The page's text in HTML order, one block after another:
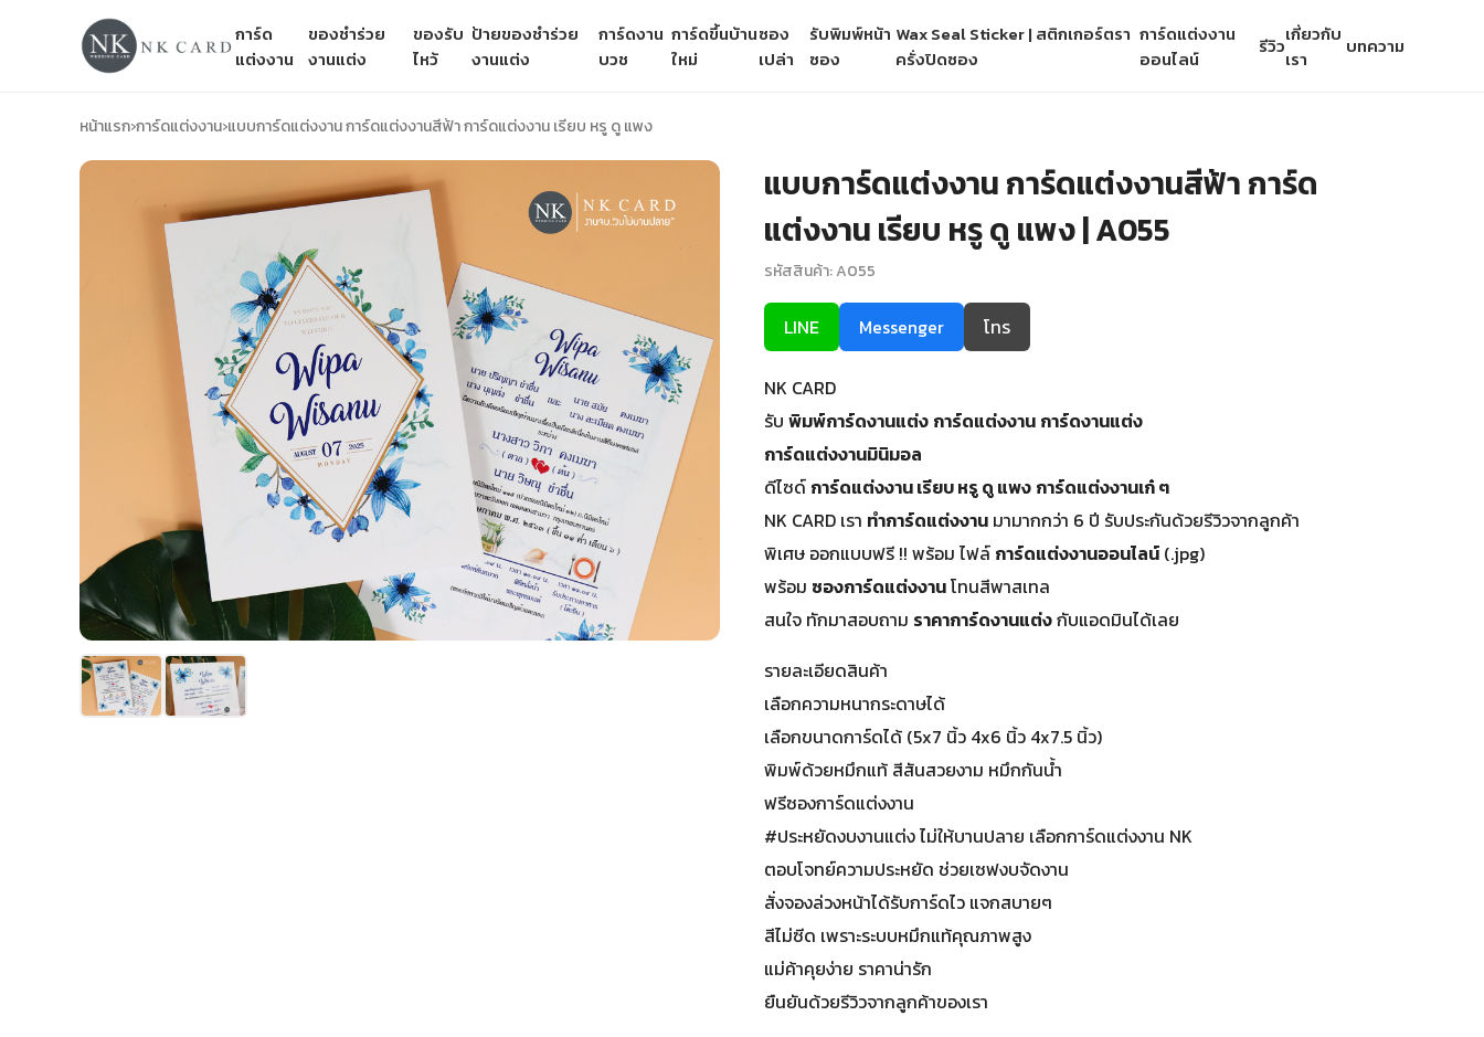
การ์ด
แต่งงาน
ของชำร่วย
งานแต่ง
ของรับ
ไหว้
ป้ายของชำร่วย
งานแต่ง
การ์ดงาน
บวช
การ์ดขึ้นบ้าน
ใหม่
ซอง
เปล่า
รับพิมพ์หน้า
ซอง
Wax Seal Sticker | สติกเกอร์ตรา
ครั่งปิดซอง
การ์ดแต่งงาน
ออนไลน์
รีวิวเกี่ยวกับ
เรา
บทความ
หน้าแรก›การ์ดแต่งงาน›แบบการ์ดแต่งงาน การ์ดแต่งงานสีฟ้า การ์ดแต่งงาน เรียบ หรู ดู แพง
แบบการ์ดแต่งงาน การ์ดแต่งงานสีฟ้า การ์ด
แต่งงาน เรียบ หรู ดู แพง | A055
รหัสสินค้า: A055
LINE Messenger โทร
NK CARD
รับ พิมพ์การ์ดงานแต่ง การ์ดแต่งงาน การ์ดงานแต่ง
การ์ดแต่งงานมินิมอล
ดีไซด์ การ์ดแต่งงาน เรียบ หรู ดู แพง การ์ดแต่งงานเก๋ ๆ
NK CARD เรา ทำการ์ดแต่งงาน มามากกว่า 6 ปี รับประกันด้วยรีวิวจากลูกค้า
พิเศษ ออกแบบฟรี !! พร้อม ไฟล์ การ์ดแต่งงานออนไลน์ (.jpg)
พร้อม ซองการ์ดแต่งงานโทนสีพาสเทล
สนใจ ทักมาสอบถาม ราคาการ์ดงานแต่งกับแอดมินได้เลย
รายละเอียดสินค้า
เลือกความหนากระดาษได้
เลือกขนาดการ์ดได้ (5x7 นิ้ว 4x6 นิ้ว 4x7.5 นิ้ว)
พิมพ์ด้วยหมึกแท้ สีสันสวยงาม หมึกกันน้ำ
ฟรีซองการ์ดแต่งงาน
#ประหยัดงบงานแต่ง ไม่ให้บานปลาย เลือกการ์ดแต่งงาน NK
ตอบโจทย์ความประหยัด ช่วยเซฟงบจัดงาน
สั่งจองล่วงหน้าได้รับการ์ดไว แจกสบายๆ
สีไม่ซีด เพราะระบบหมึกแท้คุณภาพสูง
แม่ค้าคุยง่าย ราคาน่ารัก
ยืนยันด้วยรีวิวจากลูกค้าของเรา